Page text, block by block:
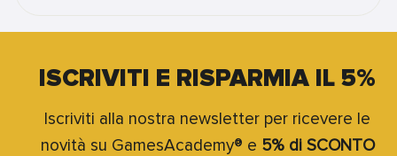
ISCRIVITI E RISPARMIA IL 5%
Iscriviti alla nostra newsletter per ricevere le
novità su GamesAcademy® e 5% di SCONTO